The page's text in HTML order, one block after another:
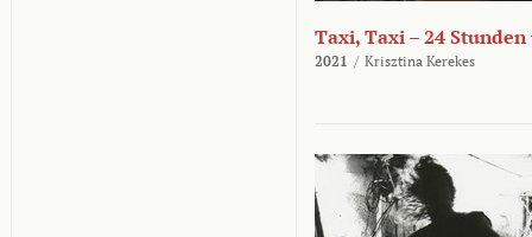
Taxi, Taxi – 24
2021 / Krisztina Kerekes